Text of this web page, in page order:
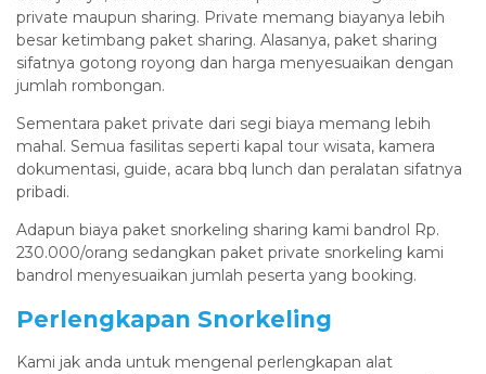
private maupun sharing. Private memang biayanya lebih
besar ketimbang paket sharing. Alasanya, paket sharing
sifatnya gotong royong dan harga menyesuaikan dengan
jumlah rombongan.
Sementara paket private dari segi biaya memang lebih
mahal. Semua fasilitas seperti kapal tour wisata, kamera
dokumentasi, guide, acara bbq lunch dan peralatan sifatnya
pribadi.
Adapun biaya paket snorkeling sharing kami bandrol Rp.
230.000/orang sedangkan paket private snorkeling kami
bandrol menyesuaikan jumlah peserta yang booking.
Perlengkapan Snorkeling
Kami jak anda untuk mengenal perlengkapan alat